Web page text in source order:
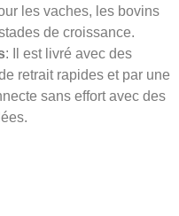
les vaches, les bovins
de croissance.
: Il est livré avec des
retrait rapides et par une
sans effort avec des